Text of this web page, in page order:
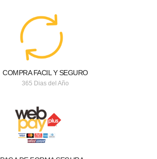
COMPRA FACIL Y SEGURO
365 Dias del Año